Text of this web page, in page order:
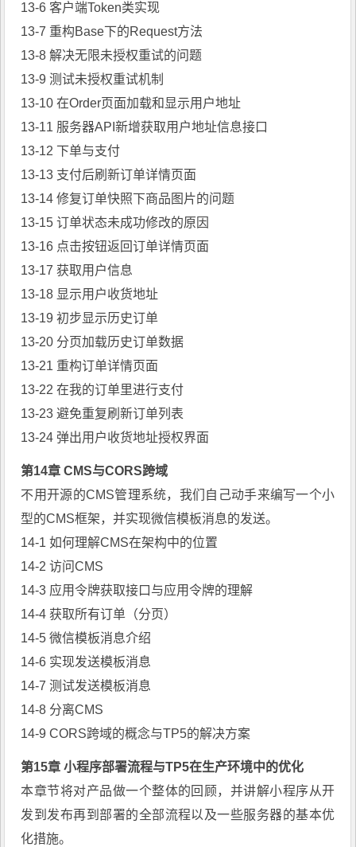
13-6 客户端Token类实现
13-7 重构Base下的Request方法
13-8 解决无限未授权重试的问题
13-9 测试未授权重试机制
13-10 在Order页面加载和显示用户地址
13-11 服务器API新增获取用户地址信息接口
13-12 下单与支付
13-13 支付后刷新订单详情页面
13-14 修复订单快照下商品图片的问题
13-15 订单状态未成功修改的原因
13-16 点击按钮返回订单详情页面
13-17 获取用户信息
13-18 显示用户收货地址
13-19 初步显示历史订单
13-20 分页加载历史订单数据
13-21 重构订单详情页面
13-22 在我的订单里进行支付
13-23 避免重复刷新订单列表
13-24 弹出用户收货地址授权界面
第14章 CMS与CORS跨域
不用开源的CMS管理系统，我们自己动手来编写一个小
型的CMS框架，并实现微信模板消息的发送。
14-1 如何理解CMS在架构中的位置
14-2 访问CMS
14-3 应用令牌获取接口与应用令牌的理解
14-4 获取所有订单（分页）
14-5 微信模板消息介绍
14-6 实现发送模板消息
14-7 测试发送模板消息
14-8 分离CMS
14-9 CORS跨域的概念与TP5的解决方案
第15章 小程序部署流程与TP5在生产环境中的优化
本章节将对产品做一个整体的回顾，并讲解小程序从开
发到发布再到部署的全部流程以及一些服务器的基本优
化措施。